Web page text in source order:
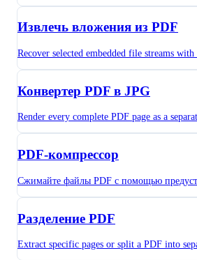
Извлечь вложения из PDF
Recover selected embedded file streams with
Конвертер PDF в JPG
Render every complete PDF page as a
PDF-компрессор
Сжимайте файлы PDF с помощью
Разделение PDF
Extract specific pages or split a PDF into